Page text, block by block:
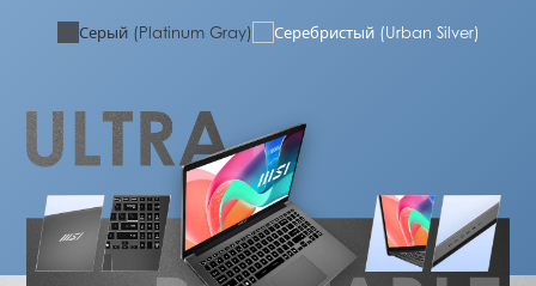
Серый (Platinum Gray) Серебристый (Urban Silver)